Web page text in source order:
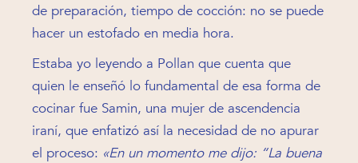
de preparación, tiempo de cocción: no se puede
hacer un estofado en media hora.
Estaba yo leyendo a Pollan que cuenta que
quien le enseñó lo fundamental de esa forma de
cocinar fue Samin, una mujer de ascendencia
iraní, que enfatizó así la necesidad de no apurar
el proceso: «En un momento me dijo: “La buena